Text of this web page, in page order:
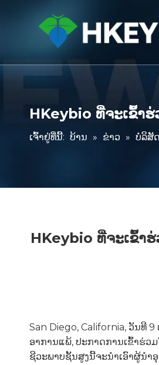
HKeybio ທີ່ຈະເຂົ້າ
ເຈົ້າຢູ່ທີ່ນີ້: ບ້ານ » ຂ່າວ » ບໍລິສັ
HKeybio ທີ່ຈະເຂົ້າ
San Diego, California, ວັນທີ
ອາການແພ້, ປະກາດການເຂົ້າຮ່ວ
ຊີວະພາບຊັ້ນສູງນີ້ຈະນໍາເອົາຜູ້ນໍາ